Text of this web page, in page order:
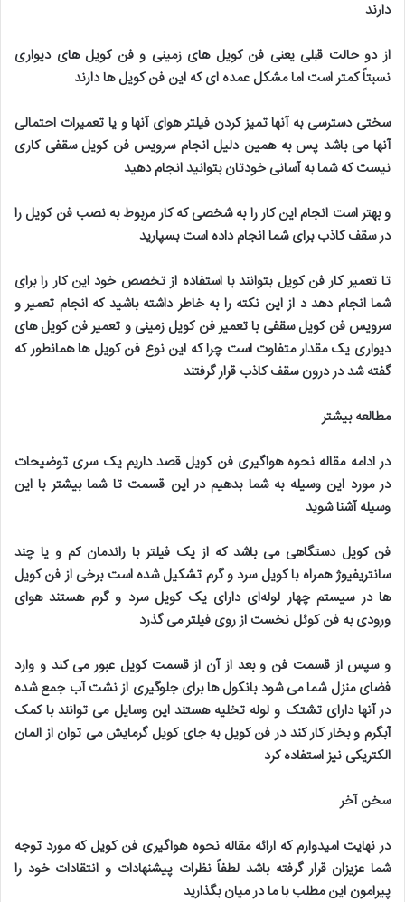
دارند
از دو حالت قبلی یعنی فن کویل های زمینی و فن کویل های دیواری
نسبتاً کمتر است اما مشکل عمده ای که این فن کویل ها دارند
سختی دسترسی به آنها تمیز کردن فیلتر هوای آنها و یا تعمیرات احتمالی
آنها می باشد پس به همین دلیل انجام سرویس فن کویل سقفی کاری
نیست که شما به آسانی خودتان بتوانید انجام دهید
و بهتر است انجام این کار را به شخصی که کار مربوط به نصب فن کویل را
در سقف کاذب برای شما انجام داده است بسپارید
تا تعمیر کار فن کویل بتوانند با استفاده از تخصص خود این کار را برای
شما انجام دهد د از این نکته را به خاطر داشته باشید که انجام تعمیر و
سرویس فن کویل سقفی با تعمیر فن کویل زمینی و تعمیر فن کویل های
دیواری یک مقدار متفاوت است چرا که این نوع فن کویل ها همانطور که
گفته شد در درون سقف کاذب قرار گرفتند
مطالعه بیشتر
در ادامه مقاله نحوه هواگیری فن کویل قصد داریم یک سری توضیحات
در مورد این وسیله به شما بدهیم در این قسمت تا شما بیشتر با این
وسیله آشنا شوید
فن کویل دستگاهی می باشد که از یک فیلتر با راندمان کم و یا چند
سانتریفیوژ همراه با کویل سرد و گرم تشکیل شده است برخی از فن کویل
ها در سیستم چهار لوله‌ای دارای یک کویل سرد و گرم هستند هوای
ورودی به فن کوئل نخست از روی فیلتر می گذرد
و سپس از قسمت فن و بعد از آن از قسمت کویل عبور می کند و وارد
فضای منزل شما می شود بانکول ها برای جلوگیری از نشت آب جمع شده
در آنها دارای تشتک و لوله تخلیه هستند این وسایل می توانند با کمک
آبگرم و بخار کار کند در فن کویل به جای کویل گرمایش می توان از المان
الکتریکی نیز استفاده کرد
سخن آخر
در نهایت امیدوارم که ارائه مقاله نحوه هواگیری فن کویل که مورد توجه
شما عزیزان قرار گرفته باشد لطفاً نظرات پیشنهادات و انتقادات خود را
پیرامون این مطلب با ما در میان بگذارید